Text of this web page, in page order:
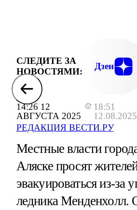
14:26 12
АВГУСТА 2025
18:51
12.08.2025
РЕДАКЦИЯ ВЕСТИ.РУ
СЛЕДИТЕ ЗА
НОВОСТЯМИ:
Дзен
Местные власти
Аляске просят
эвакуироваться из-за
ледника Менденхолл.